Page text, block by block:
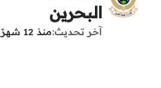
البحرين
آخر تحديث منذ 12 شهرًا